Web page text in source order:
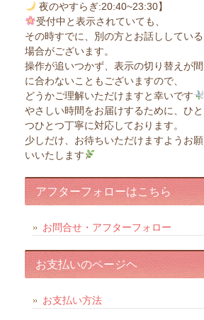
夜のやすらぎ:20:40~23:30】
受付中と表示されていても、
その時すでに、別の方とお話ししている
場合がございます。
操作が追いつかず、表示の切り替えが間
に合わないこともございますので、
どうかご理解いただけますと幸いです
やさしい時間をお届けするために、ひと
つひとつ丁寧に対応しております。
少しだけ、お待ちいただけますようお願
いいたします
アフターフォローはこちら
お問合せ・アフターフォロー
お支払いのページヘ
お支払い方法